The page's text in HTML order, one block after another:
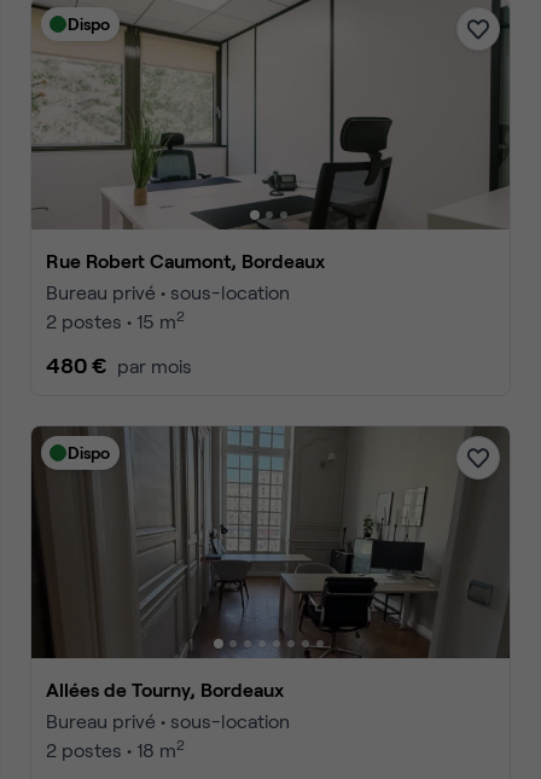
Dispo
Rue Robert Caumont, Bordeaux
Bureau privé • sous-location
2 postes • 15 m2
480 € par mois
Dispo
Allées de Tourny, Bordeaux
Bureau privé • sous-location
2 postes • 18 m2